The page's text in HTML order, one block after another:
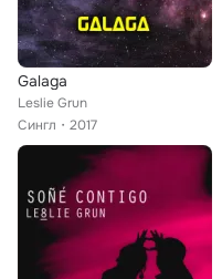
Galaga
Leslie Grun
Сингл
2017